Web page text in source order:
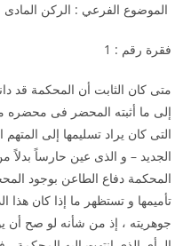
الموضوع الفرعي : الركن
فقرة رقم : 1
متى كان الثابت أن المحكمة قد
إلى ما أثبته المحضر فى محضره
التى كان يراد تسليمها إلى
الجديد – و الذى عين حارساً
المحكمة دفاع الطاعن بوجود
تأميمها و تستظهر ما إذا كان
جوهريته ، إذ من شأنه لو صح أن